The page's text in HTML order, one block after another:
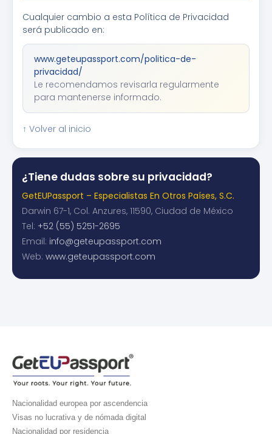
Cualquier cambio a esta Política de Privacidad
será publicado en:
www.geteupassport.com/politica-de-
privacidad/
Le recomendamos revisarla regularmente
para mantenerse informado.
↑ Volver al inicio
¿Tiene dudas sobre su privacidad?
GetEUPassport – Especialistas En Otros Países, S.C.
Darwin 67-1, Col. Anzures, 11590, Ciudad de México
Tel: +52 (55) 5251-2695
Email: info@geteupassport.com
Web: www.geteupassport.com
Nacionalidad europea por ascendencia
Visas no lucrativa y de nómada digital
Nacionalidad por residencia